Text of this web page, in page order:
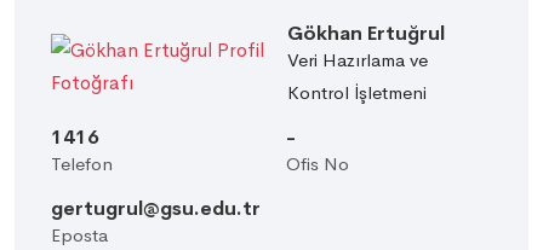
Gökhan Ertuğrul
Veri Hazırlama ve
Kontrol İşletmeni
1416
Telefon
-
Ofis No
gertugrul@gsu.edu.tr
Eposta